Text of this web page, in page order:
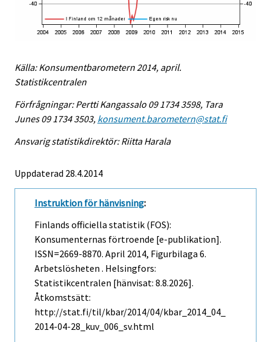
Källa: Konsumentbarometern 2014, april.
Statistikcentralen
Förfrågningar: Pertti Kangassalo 09 1734 3598, Tara
Junes 09 1734 3503, konsument.barometern@stat.fi
Ansvarig statistikdirektör: Riitta Harala
Uppdaterad 28.4.2014
Instruktion för hänvisning:
Finlands officiella statistik (FOS):
Konsumenternas förtroende [e-publikation].
ISSN=2669-8870. April 2014, Figurbilaga 6.
Arbetslösheten . Helsingfors:
Statistikcentralen [hänvisat: 8.8.2026].
Åtkomstsätt:
http://stat.fi/til/kbar/2014/04/kbar_2014_04_
2014-04-28_kuv_006_sv.html